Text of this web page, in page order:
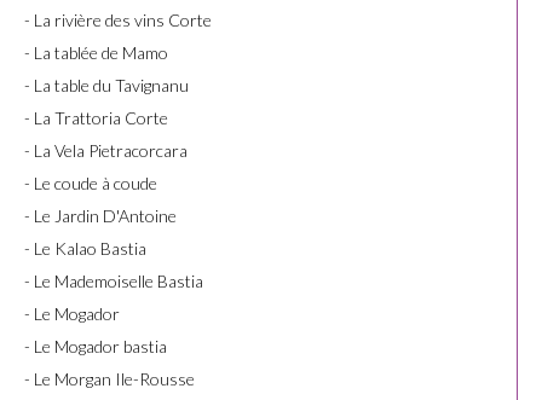
- La rivière des vins Corte
- La tablée de Mamo
- La table du Tavignanu
- La Trattoria Corte
- La Vela Pietracorcara
- Le coude à coude
- Le Jardin D'Antoine
- Le Kalao Bastia
- Le Mademoiselle Bastia
- Le Mogador
- Le Mogador bastia
- Le Morgan Ile-Rousse